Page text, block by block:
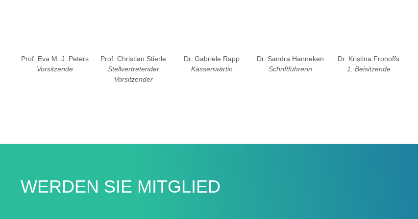
Prof. Eva M. J. Peters
Vorsitzende
Prof. Christian Stierle
Stellvertretender
Vorsitzender
Dr. Gabriele Rapp
Kassenwärtin
Dr. Sandra Hanneken
Schriftführerin
Dr. Kristina Fronoffs
1. Beisitzende
WERDEN SIE MITGLIED